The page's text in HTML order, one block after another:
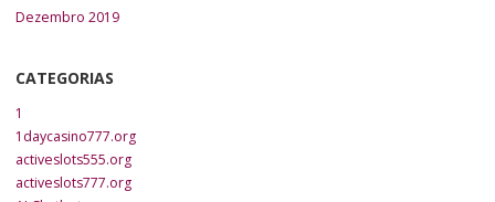
Dezembro 2019
CATEGORIAS
1
1daycasino777.org
activeslots555.org
activeslots777.org